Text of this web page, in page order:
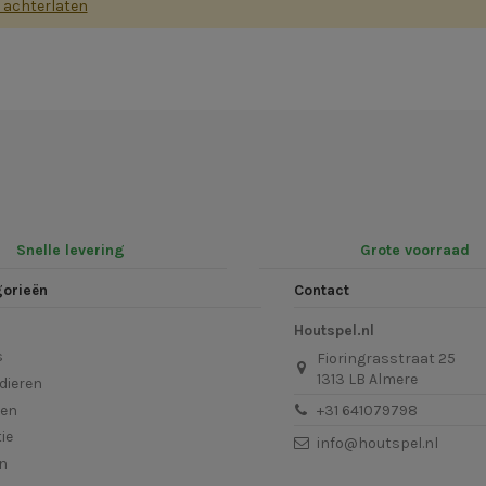
achterlaten
Snelle levering Grote voorraad
Contact
Houtspel.nl
Fioringrasstraat 25
1313 LB Almere
+31 641079798
info@houtspel.nl